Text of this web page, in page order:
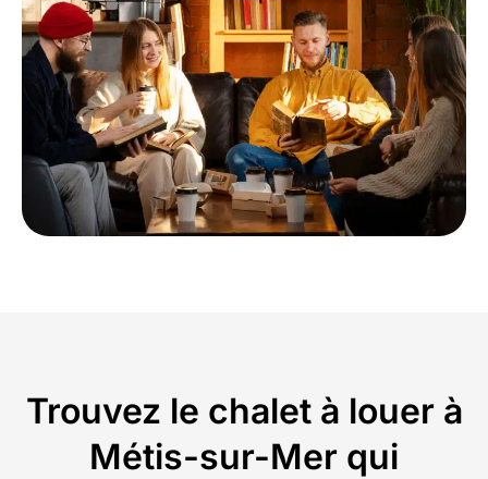
Trouvez le chalet à louer à
Métis-sur-Mer qui